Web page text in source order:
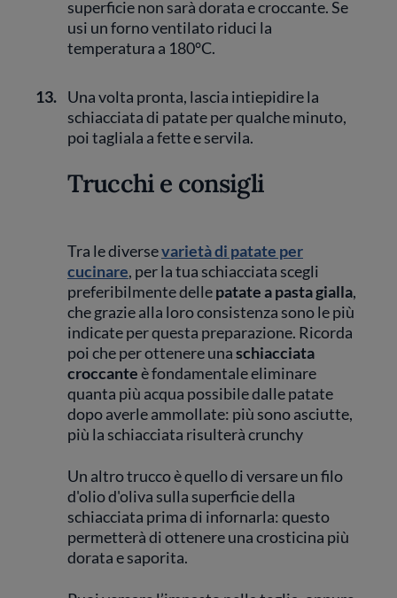
superficie non sarà dorata e croccante. Se
usi un forno ventilato riduci la
temperatura a 180°C.
13. Una volta pronta, lascia intiepidire la
schiacciata di patate per qualche minuto,
poi tagliala a fette e servila.
Trucchi e consigli
Tra le diversevarietà di patate per
cucinare, per la tua schiacciata scegli
preferibilmente dellepatate a pasta gialla,
che grazie alla loro consistenza sono le più
indicate per questa preparazione. Ricorda
poi che per ottenere unaschiacciata
croccanteè fondamentale eliminare
quanta più acqua possibile dalle patate
dopo averle ammollate: più sono asciutte,
più la schiacciata risulterà crunchy
Un altro trucco è quello di versare un filo
d'olio d'oliva sulla superficie della
schiacciata prima di infornarla: questo
permetterà di ottenere una crosticina più
dorata e saporita.